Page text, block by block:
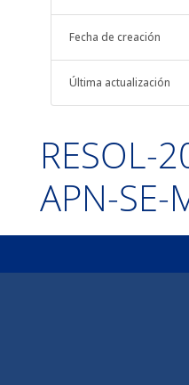
Fecha de creación
Última actualización
RESOL-
APN-SE-